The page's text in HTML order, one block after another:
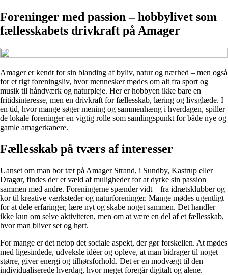
Foreninger med passion – hobbylivet som
fællesskabets drivkraft på Amager
Amager er kendt for sin blanding af byliv, natur og nærhed – men også
for et rigt foreningsliv, hvor mennesker mødes om alt fra sport og
musik til håndværk og naturpleje. Her er hobbyen ikke bare en
fritidsinteresse, men en drivkraft for fællesskab, læring og livsglæde. I
en tid, hvor mange søger mening og sammenhæng i hverdagen, spiller
de lokale foreninger en vigtig rolle som samlingspunkt for både nye og
gamle amagerkanere.
Fællesskab på tværs af interesser
Uanset om man bor tæt på Amager Strand, i Sundby, Kastrup eller
Dragør, findes der et væld af muligheder for at dyrke sin passion
sammen med andre. Foreningerne spænder vidt – fra idrætsklubber og
kor til kreative værksteder og naturforeninger. Mange mødes ugentligt
for at dele erfaringer, lære nyt og skabe noget sammen. Det handler
ikke kun om selve aktiviteten, men om at være en del af et fællesskab,
hvor man bliver set og hørt.
For mange er det netop det sociale aspekt, der gør forskellen. At mødes
med ligesindede, udveksle idéer og opleve, at man bidrager til noget
større, giver energi og tilhørsforhold. Det er en modvægt til den
individualiserede hverdag, hvor meget foregår digitalt og alene.